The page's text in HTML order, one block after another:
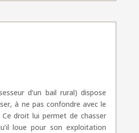
d’un bail rural) dispose
à ne pas confondre avec le
droit lui permet de chasser
loue pour son exploitation